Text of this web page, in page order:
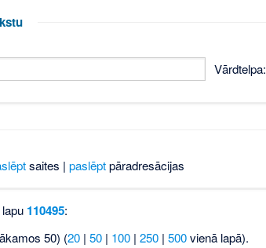
Vārdtelpa:
saites |paslēptpāradresācijas
110495:
50) (20| 50| 100| 250| 500vienā lapā).